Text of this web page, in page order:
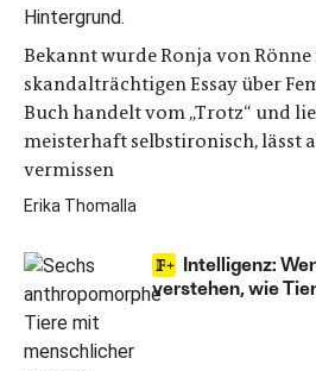
Bekannt wurde Ronja von
skandalträchtigen Essay über
Buch handelt vom „Trotz“ und
meisterhaft selbstironisch, lässt
vermissen
Erika Thomalla
Intelligenz:
verstehen, wie